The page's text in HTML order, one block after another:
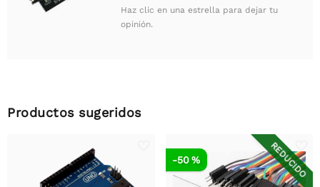
Haz clic en una estrella para dejar tu
opinión.
Productos sugeridos
REDUCIDO
-50 %